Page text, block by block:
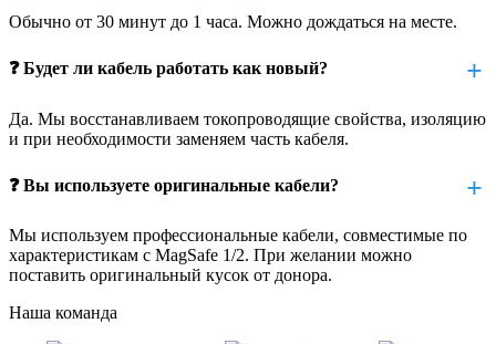
повреждённый участок провода, при необходимости
полностью меняем шнур. Новый кабель припаивается на
контакты внутри блока, изолируется термоусадкой, и адаптер
собирается обратно. После этого мы проверяем зарядку под
нагрузкой и убеждаемся, что она работает корректно с
Можно ли заменить шнур самостоятельно
Иногда в интернете встречаются советы о самостоятельной
замене кабеля, но на практике это чревато повреждением
Обычно от 30 минут до 1 часа. Можно дождаться на месте.
❓ Будет ли кабель работать как новый?
Да. Мы восстанавливаем токопроводящие свойства, изоляцию
и при необходимости заменяем часть кабеля.
❓ Вы используете оригинальные кабели?
Мы используем профессиональные кабели, совместимые по
характеристикам с MagSafe 1/2. При желании можно
поставить оригинальный кусок от донора.
Наша команда